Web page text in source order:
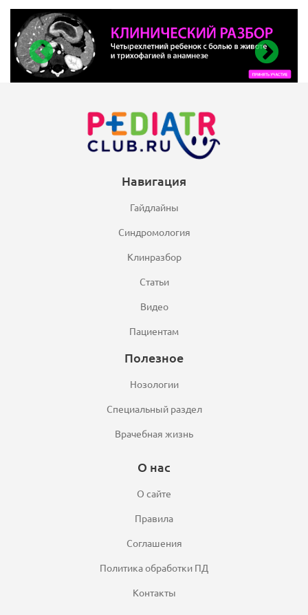
Навигация
Гайдлайны
Синдромология
Клинразбор
Статьи
Видео
Пациентам
Полезное
Нозологии
Специальный раздел
Врачебная жизнь
О нас
О сайте
Правила
Соглашения
Политика обработки ПД
Контакты